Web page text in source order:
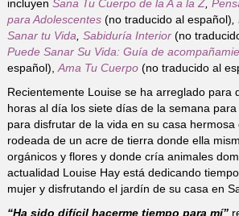
incluyen Sana Tu Cuerpo de la A a la Z,
para Adolescentes (no traducido al español)
Sanar tu Vida Sabiduría Interior (no
Puede Sanar Su Vida: Guía de
español), Ama Tu Cuerpo (no traducido al
Recientemente Louise se ha arreglado para
horas al día los siete días de la semana
para disfrutar de la vida en su casa hermosa
rodeada de un acre de tierra donde ella
orgánicos y flores y donde cría animales
actualidad Louise Hay está dedicando
mujer y disfrutando el jardín de su casa en
“Ha sido difícil hacerme tiempo para mí”